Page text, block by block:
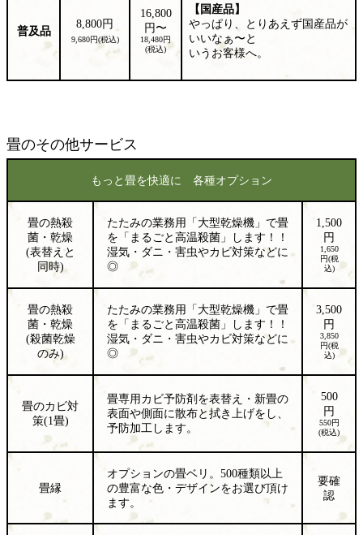
普及品
8,800円
9,680円(税込)
16,800
円〜
18,480円
(税込)
【国産品】
やっぱり、とりあえず国産品が
いいなぁ〜と
いうお客様へ。
畳のその他サービス
もっと畳を快適に 各種オプション
畳の熱殺
菌・乾燥
(表替えと
同時)
たたみの業務用「大型乾燥機」で畳
を「まるごと高温殺菌」します！！
湿気・ダニ・害虫やカビ対策などに
◎
1,500
円
1,650
円(税
込)
畳の熱殺
菌・乾燥
(殺菌乾燥
のみ)
たたみの業務用「大型乾燥機」で畳
を「まるごと高温殺菌」します！！
湿気・ダニ・害虫やカビ対策などに
◎
3,500
円
3,850
円(税
込)
畳のカビ対
策(1畳)
畳専用カビ予防剤を表替え・新畳の
表面や側面に散布と拭き上げをし、
予防加工します。
500
円
550円
(税込)
畳縁
オプションの畳ベリ。500種類以上
の豊富な色・デザインをお選び頂け
ます。
要確
認